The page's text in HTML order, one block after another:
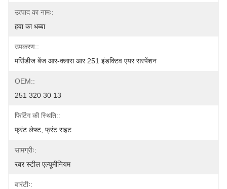
उत्पाद का नामः:
हवा का धब्बा
उपकरण::
मर्सिडीज बेंज आर-क्लास आर 251 इंडक्टिव एयर सस्पेंशन
OEM::
251 320 30 13
फिटिंग की स्थिति::
फ्रंट लेफ्ट, फ्रंट राइट
सामग्रीः:
रबर स्टील एल्यूमीनियम
वारंटीः: